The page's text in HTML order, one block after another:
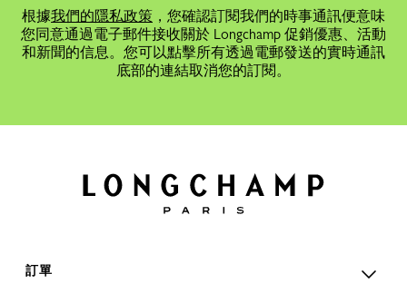
根據我們的隱私政策 ，您確認訂閱我們的時事通訊便意味
您同意通過電子郵件接收關於 Longchamp 促銷優惠、活動
和新聞的信息。您可以點擊所有透過電郵發送的實時通訊
底部的連結取消您的訂閱。
訂單